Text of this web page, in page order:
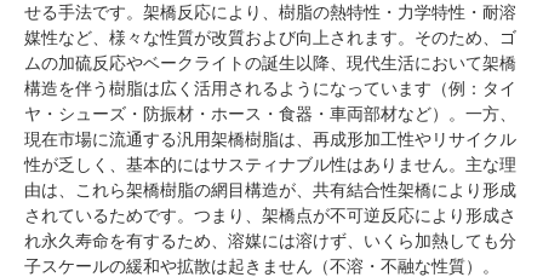
せる手法です。架橋反応により、樹脂の熱特性・力学特性・耐溶
媒性など、様々な性質が改質および向上されます。そのため、ゴ
ムの加硫反応やベークライトの誕生以降、現代生活において架橋
構造を伴う樹脂は広く活用されるようになっています（例：タイ
ヤ・シューズ・防振材・ホース・食器・車両部材など）。一方、
現在市場に流通する汎用架橋樹脂は、再成形加工性やリサイクル
性が乏しく、基本的にはサスティナブル性はありません。主な理
由は、これら架橋樹脂の網目構造が、共有結合性架橋により形成
されているためです。つまり、架橋点が不可逆反応により形成さ
れ永久寿命を有するため、溶媒には溶けず、いくら加熱しても分
子スケールの緩和や拡散は起きません（不溶・不融な性質）。